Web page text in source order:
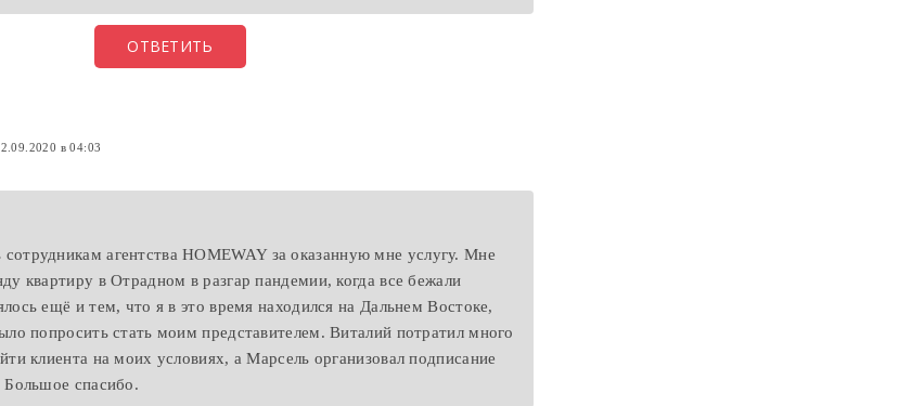
ОТВЕТИТЬ
в 04:03
агентства HOMEWAY за оказанную мне услугу. Мне
квартиру в Отрадном в разгар пандемии, когда все бежали
ещё и тем, что я в это время находился на Дальнем Востоке,
попросить стать моим представителем. Виталий потратил много
клиента на моих условиях, а Марсель организовал подписание
Большое спасибо.